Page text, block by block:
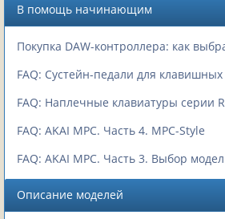
В помощь начинающим
Покупка DAW-контроллера: как
FAQ: Сустейн-педали для клавишных
FAQ: Наплечные клавиатуры серии
FAQ: AKAI MPC. Часть 4. MPC-Style
FAQ: AKAI MPC. Часть 3. Выбор
Описание моделей